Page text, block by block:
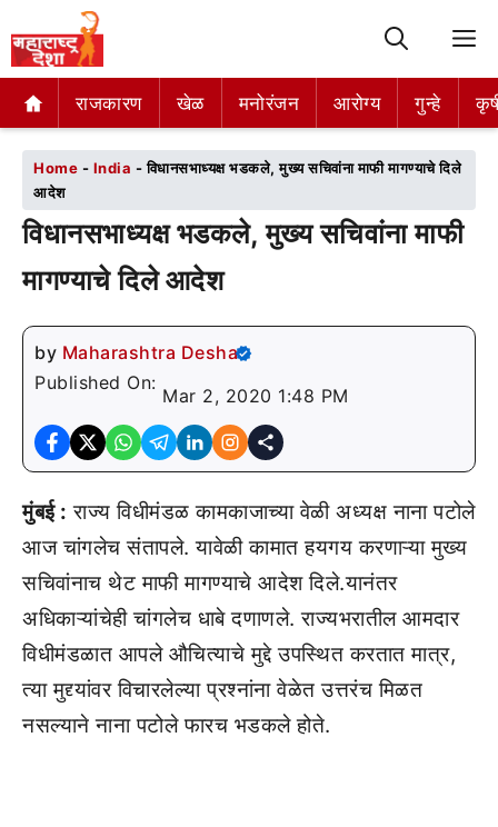
राजकारण खेळ मनोरंजन आरोग्य गुन्हे
राजकारण खेळ मनोरंजन आरोग्य गुन्हे
Home - India -विधानसभाध्यक्ष भडकले, मुख्य सचिवांना माफी मागण्याचे दिले
आदेश
विधानसभाध्यक्ष भडकले, मुख्य सचिवांना माफी
मागण्याचे दिले आदेश
by Maharashtra Desha
Published On:
Mar 2, 2020 1:48 PM
मुंबई : राज्य विधीमंडळ कामकाजाच्या वेळी अध्यक्ष नाना पटोले
आज चांगलेच संतापले. यावेळी कामात हयगय करणाऱ्या मुख्य
सचिवांनाच थेट माफी मागण्याचे आदेश दिले.यानंतर
अधिकाऱ्यांचेही चांगलेच धाबे दणाणले. राज्यभरातील आमदार
विधीमंडळात आपले औचित्याचे मुद्दे उपस्थित करतात मात्र,
त्या मुद्द्यांवर विचारलेल्या प्रश्नांना वेळेत उत्तरंच मिळत
नसल्याने नाना पटोले फारच भडकले होते.